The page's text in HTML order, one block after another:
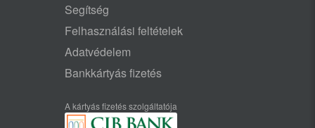
Segítség
Felhasználási feltételek
Adatvédelem
Bankkártyás fizetés
A kártyás fizetés szolgáltatója